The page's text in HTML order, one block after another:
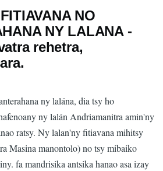
NO
NY LALANA -
rehetra,
ny lalána, dia tsy ho
ny lalán Andriamanitra amin'ny
ratsy. Ny lalan'ny fitiavana mihitsy
Masina manontolo) no tsy mibaiko
fa mandrisika antsika hanao asa izay